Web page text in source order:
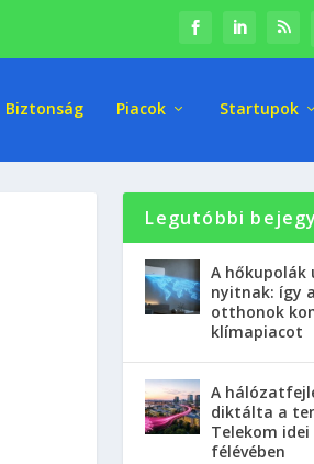
Biztonság Piacok Startupok
Legutóbbi
A hőkupolák
nyitnak: így
otthonok
klímapiacot
A
diktálta a
Telekom idei
félévében